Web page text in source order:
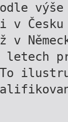
v
v
letech
To